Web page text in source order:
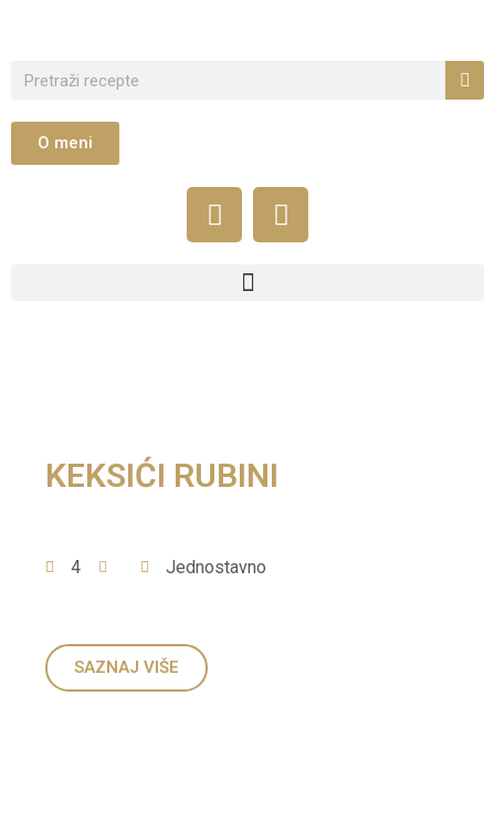
O meni
KEKSIĆI RUBINI
4 Jednostavno
SAZNAJ VIŠE